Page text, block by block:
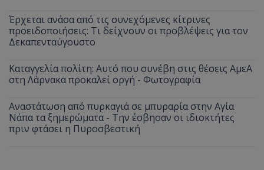
Έρχεται ανάσα από τις συνεχόμενες κίτρινες
προειδοποιήσεις: Τι δείχνουν οι προβλέψεις για τον
Δεκαπενταύγουστο
Καταγγελία πολίτη: Αυτό που συνέβη στις θέσεις ΑμεΑ
στη Λάρνακα προκαλεί οργή - Φωτογραφία
Αναστάτωση από πυρκαγιά σε μπυραρία στην Αγία
Νάπα τα ξημερώματα - Την έσβησαν οι ιδιοκτήτες
πριν φτάσει η Πυροσβεστική